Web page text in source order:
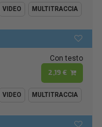
VIDEO MULTITRACCIA
Con testo
2,19 €
VIDEO MULTITRACCIA